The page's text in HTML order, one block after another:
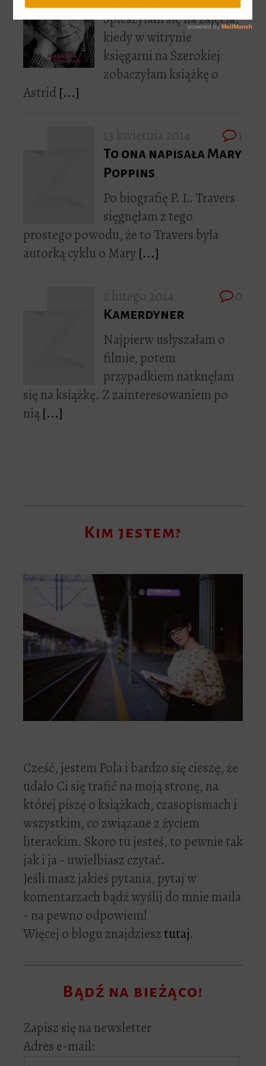
Spieszyłam się na zajęcia,
kiedy w witrynie
księgarni na Szerokiej
zobaczyłam książkę o
Astrid [...]
To ona napisała Mary
Poppins
Po biografię P. L. Travers
sięgnęłam z tego
prostego powodu, że to Travers była
autorką cyklu o Mary[...]
Kamerdyner
Najpierw usłyszałam o
filmie, potem
przypadkiem natknęłam
się na książkę. Z zainteresowaniem po
nią[...]
Kim jestem?
Cześć, jestem Pola i bardzo się cieszę, że
udało Ci się trafić na moją stronę, na
której piszę o książkach, czasopismach i
wszystkim, co związane z życiem
literackim. Skoro tu jesteś, to pewnie tak
jak i ja - uwielbiasz czytać.
Jeśli masz jakieś pytania, pytaj w
komentarzach bądź wyślij do mnie maila
- na pewno odpowiem!
Więcej o blogu znajdziesztutaj.
Bądź na bieżąco!
Zapisz się na newsletter
Adres e-mail: